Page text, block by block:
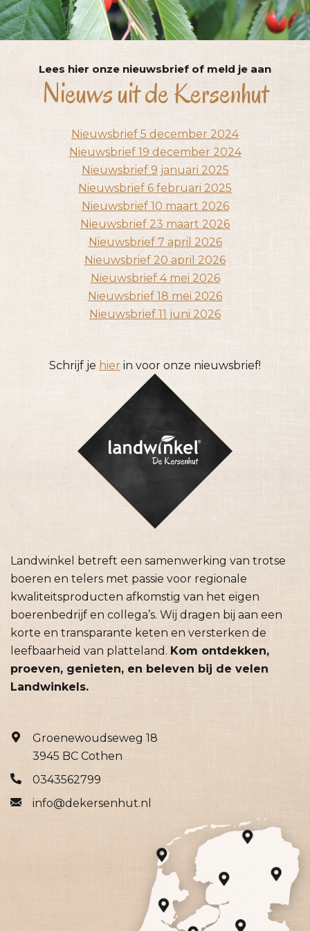
Lees hier onze nieuwsbrief of meld je aan
Nieuws uit de Kersenhut
Nieuwsbrief 5 december 2024
Nieuwsbrief 19 december 2024
Nieuwsbrief 9 januari 2025
Nieuwsbrief 6 februari 2025
Nieuwsbrief 10 maart 2026
Nieuwsbrief 23 maart 2026
Nieuwsbrief 7 april 2026
Nieuwsbrief 20 april 2026
Nieuwsbrief 4 mei 2026
Nieuwsbrief 18 mei 2026
Nieuwsbrief 11 juni 2026
Schrijf je hier in voor onze nieuwsbrief!
Landwinkel betreft een samenwerking van trotse
boeren en telers met passie voor regionale
kwaliteitsproducten afkomstig van het eigen
boerenbedrijf en collega’s. Wij dragen bij aan een
korte en transparante keten en versterken de
leefbaarheid van platteland. Kom ontdekken,
proeven, genieten, en beleven bij de velen
Landwinkels.
Groenewoudseweg 18
3945 BC Cothen
0343562799
info@dekersenhut.nl